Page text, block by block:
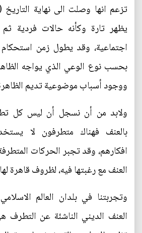
يظهر تارة وكأنه حالات فردية
اجتماعية، وقد يطول زمن
بحسب نوع الوعي الذي يواجه
ووجود أسباب موضوعية تديم
ولابد من أن نسجل أن ليس كل
بالعنف فهناك متطرفون لا
افكارهم، وقد تجبر الحركات
العنف مع رغبتها فيه، لظروف قاهرة
وتجربتنا في بلدان العالم
العنف الديني الناشئة عن التطرف